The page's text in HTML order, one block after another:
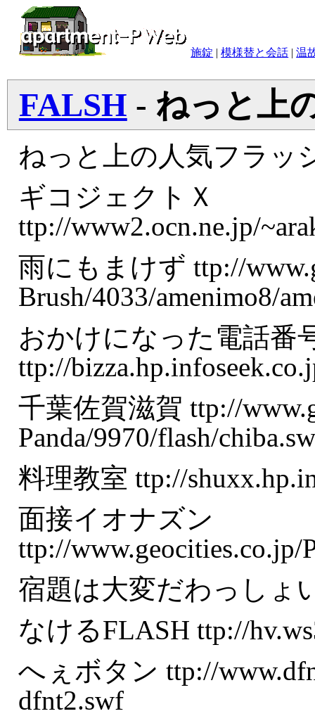
施錠 |模様替と会話 |温
FALSH - ねっと上
ねっと上の人気フラッ
ギコジェクトＸ
ttp://www2.ocn.ne.jp/
雨にもまけず ttp://
Brush/4033/amenimo8/
おかけになった電話番
ttp://
千葉佐賀滋賀 ttp://
Panda/9970/flash/
料理教室 ttp://
面接イオナズン
ttp://www.geocities.co.jp/
宿題は大変だわっしょ
なけるFLASH ttp://
へぇボタン ttp://
dfnt2.swf